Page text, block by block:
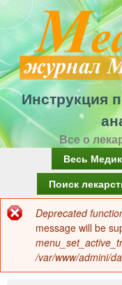
к
Инструкция
Все о
а
в
о
Весь
Поиск
Сообщение
об
ошибке
Deprecated
message will be
/var/www/admini/